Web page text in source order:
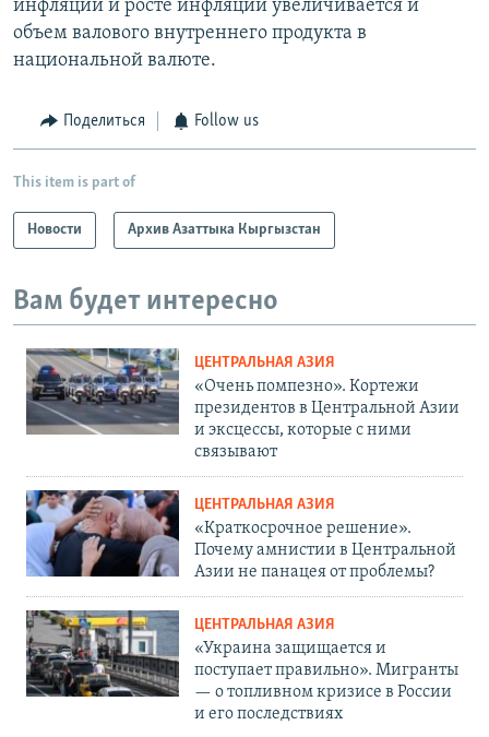
инфляции и росте инфляции увеличивается и
объем валового внутреннего продукта в
национальной валюте.
Поделиться Follow us
This item is part of
Новости Архив Азаттыка Кыргызстан
Вам будет интересно
ЦЕНТРАЛЬНАЯ АЗИЯ
«Очень помпезно». Кортежи
президентов в Центральной Азии
и эксцессы, которые с ними
связывают
ЦЕНТРАЛЬНАЯ АЗИЯ
«Краткосрочное решение».
Почему амнистии в Центральной
Азии не панацея от проблемы?
ЦЕНТРАЛЬНАЯ АЗИЯ
«Украина защищается и
поступает правильно». Мигранты
— о топливном кризисе в России
и его последствиях